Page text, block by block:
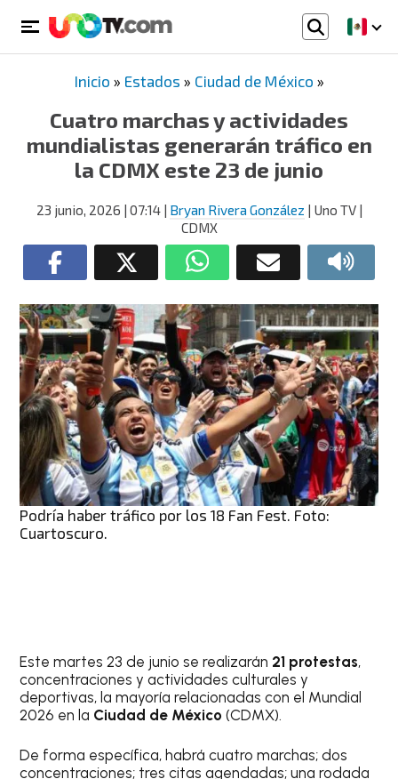
Inicio » Estados » Ciudad de México »
Cuatro marchas y actividades
mundialistas generarán tráfico en
la CDMX este 23 de junio
23 junio, 2026 | 07:14| Bryan Rivera González | Uno TV |
CDMX
Podría haber tráfico por los 18 Fan Fest. Foto:
Cuartoscuro.
Este martes 23 de junio se realizarán 21 protestas,
concentraciones y actividades culturales y
deportivas, la mayoría relacionadas con el Mundial
2026 en la Ciudad de México (CDMX).
De forma específica, habrá cuatro marchas; dos
concentraciones; tres citas agendadas; una rodada